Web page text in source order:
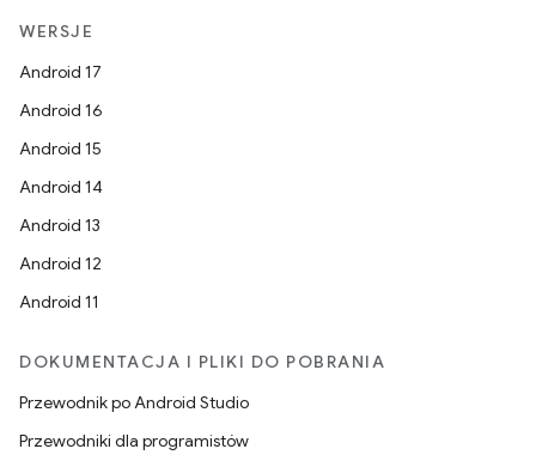
WERSJE
Android 17
Android 16
Android 15
Android 14
Android 13
Android 12
Android 11
DOKUMENTACJA I PLIKI DO POBRANIA
Przewodnik po Android Studio
Przewodniki dla programistów